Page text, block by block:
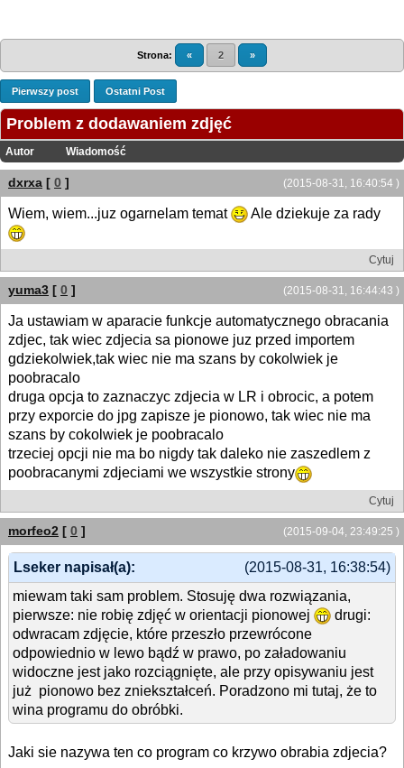
Strona: « 2 »
Pierwszy post Ostatni Post
Problem z dodawaniem zdjęć
Autor Wiadomość
(2015-08-31, 16:40:54 )
dxrxa [ 0 ]
Wiem, wiem...juz ogarnelam temat Ale dziekuje za rady
Cytuj
(2015-08-31, 16:44:43 )
yuma3 [ 0 ]
Ja ustawiam w aparacie funkcje automatycznego obracania
zdjec, tak wiec zdjecia sa pionowe juz przed importem
gdziekolwiek,tak wiec nie ma szans by cokolwiek je
poobracalo
druga opcja to zaznaczyc zdjecia w LR i obrocic, a potem
przy exporcie do jpg zapisze je pionowo, tak wiec nie ma
szans by cokolwiek je poobracalo
trzeciej opcji nie ma bo nigdy tak daleko nie zaszedlem z
poobracanymi zdjeciami we wszystkie strony
Cytuj
(2015-09-04, 23:49:25 )
morfeo2 [ 0 ]
(2015-08-31, 16:38:54)
Lseker napisał(a):
miewam taki sam problem. Stosuję dwa rozwiązania,
pierwsze: nie robię zdjęć w orientacji pionowej
drugi:
odwracam zdjęcie, które przeszło przewrócone
odpowiednio w lewo bądź w prawo, po załadowaniu
widoczne jest jako rozciągnięte, ale przy opisywaniu jest
już pionowo bez zniekształceń. Poradzono mi tutaj, że to
wina programu do obróbki.
Jaki sie nazywa ten co program co krzywo obrabia zdjecia?